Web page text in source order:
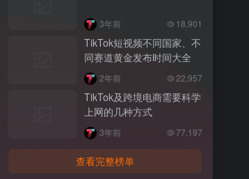
3年前 18,901
TikTok短视频不同国家、不
同赛道黄金发布时间大全
2年前 22,957
TikTok及跨境电商需要科学
上网的几种方式
3年前 77,197
查看完整榜单